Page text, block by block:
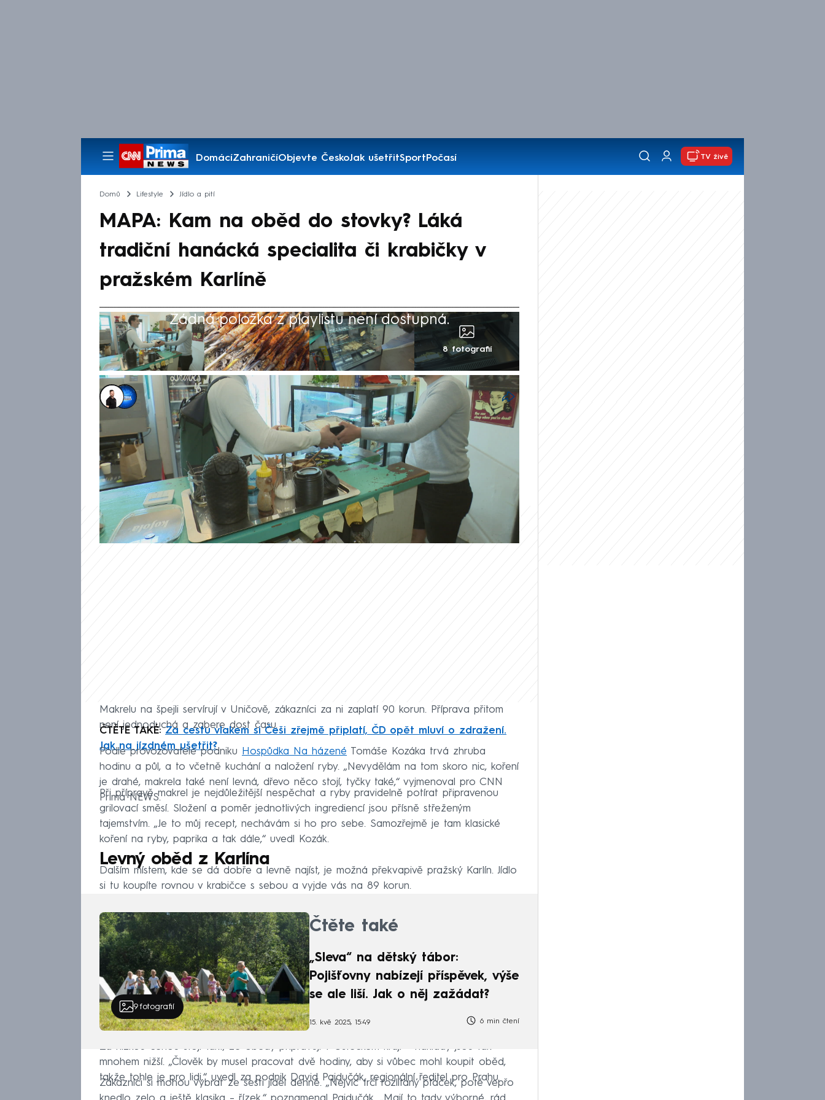
DomácíZahraničíObjevte ČeskoJak ušetřitSportPočasí
Pořady
TV živě
Domů Lifestyle Jídlo a pití
MAPA: Kam na oběd do stovky? Láká
tradiční hanácká specialita či krabičky v
pražském Karlíně
Žádná položka z playlistu není dostupná.
8 fotografií
Zdeněk Strnadel,Veronika Brodská
17. kvě 2025, 08:30
Redakce CNN Prima NEWS opět vyrazila hledat místa, kde se dá v
Česku levně najíst. Tentokrát zamířila na Olomoucko za tradičním
hanáckým pokrmem – makrelou na klacku. Další podniky, kde si hosté
pochutnají za málo peněz, objevila i v Praze.
Makrelu na špejli servírují v Uničově, zákazníci za ni zaplatí 90 korun. Příprava přitom
není jednoduchá a zabere dost času.
ČTĚTE TAKÉ:Za cestu vlakem si Češi zřejmě připlatí, ČD opět mluví o zdražení.
Jak na jízdném ušetřit?
Podle provozovatele podniku Hospůdka Na házené Tomáše Kozáka trvá zhruba
hodinu a půl, a to včetně kuchání a naložení ryby. „Nevydělám na tom skoro nic, koření
je drahé, makrela také není levná, dřevo něco stojí, tyčky také,“ vyjmenoval pro CNN
Prima NEWS.
Při přípravě makrel je nejdůležitější nespěchat a ryby pravidelně potírat připravenou
grilovací směsí. Složení a poměr jednotlivých ingrediencí jsou přísně střeženým
tajemstvím. „Je to můj recept, nechávám si ho pro sebe. Samozřejmě je tam klasické
koření na ryby, paprika a tak dále,“ uvedl Kozák.
Levný oběd z Karlína
Dalším místem, kde se dá dobře a levně najíst, je možná překvapivě pražský Karlín. Jídlo
si tu koupíte rovnou v krabičce s sebou a vyjde vás na 89 korun.
9fotografií
Čtěte také
„Sleva“ na dětský tábor:
Pojišťovny nabízejí příspěvek, výše
se ale liší. Jak o něj zažádat?
15. kvě 2025, 15:49 6 min čtení
Za nízkou cenou stojí fakt, že obědy připravují v Ústeckém kraji – náklady jsou tak
mnohem nižší. „Člověk by musel pracovat dvě hodiny, aby si vůbec mohl koupit oběd,
takže tohle je pro lidi,“ uvedl za podnik David Pajdučák, regionální ředitel pro Prahu.
Zákazníci si mohou vybrat ze šesti jídel denně. „Nejvíc frčí rozlítaný ptáček, poté vepřo